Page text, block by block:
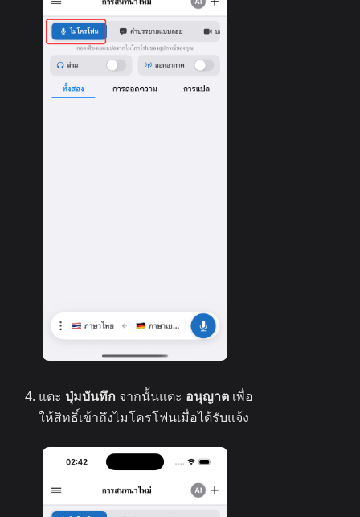
แตะ ปุ่มบันทึก จากนั้นแตะ อนุญาต เพื่อ
ให้สิทธิ์เข้าถึงไมโครโฟนเมื่อได้รับแจ้ง